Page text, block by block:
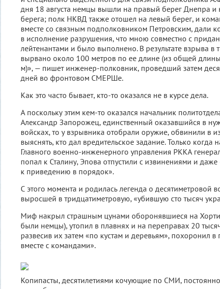
дня 18 августа немцы вышли на правый берег Днепра и
берега; полк НКВД также отошел на левый берег, и
вместе со связным подполковником Петровским, дали
в исполнение разрушения, что мною совместно с
лейтенантами и было выполнено. В результате взрыва в
вырвано около 100 метров по ее длине (из общей
м)», — пишет инженер-полковник, проведший затем
дней во фронтовом СМЕРШе.
Как это часто бывает, кто-то оказался не в курсе дела.
А поскольку этим кем-то оказался начальник
Александр Запорожец, единственный оказавшийся в
войсках, то у взрывника отобрали оружие, обвинили в
выяснять, кто дал вредительское задание. Только когда
Главного военно-инженерного управления РККА
попал к Сталину, Эпова отпустили с извинениями и
к приведению в порядок».
С этого момента и родилась легенда о десятиметровой
выросшей в тридцатиметровую, «убившую сто тысяч
Миф накрыл страшным цунами оборонявшиеся на
были немцы), утопил в плавнях и на переправах 20
развесив их затем «по кустам и деревьям», похоронил в
вместе с командами».
Копипасты, десятилетиями кочующие по СМИ,